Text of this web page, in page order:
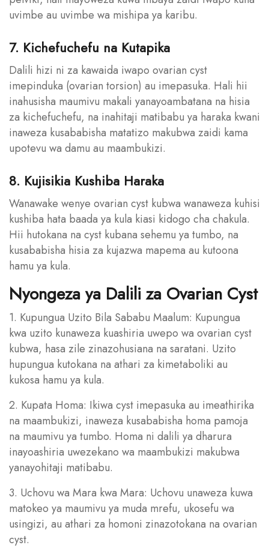
uvimbe au uvimbe wa mishipa ya karibu.
7. Kichefuchefu na Kutapika
Dalili hizi ni za kawaida iwapo ovarian cyst
imepinduka (ovarian torsion) au imepasuka. Hali hii
inahusisha maumivu makali yanayoambatana na hisia
za kichefuchefu, na inahitaji matibabu ya haraka kwani
inaweza kusababisha matatizo makubwa zaidi kama
upotevu wa damu au maambukizi.
8. Kujisikia Kushiba Haraka
Wanawake wenye ovarian cyst kubwa wanaweza kuhisi
kushiba hata baada ya kula kiasi kidogo cha chakula.
Hii hutokana na cyst kubana sehemu ya tumbo, na
kusababisha hisia za kujazwa mapema au kutoona
hamu ya kula.
Nyongeza ya Dalili za Ovarian Cyst
1. Kupungua Uzito Bila Sababu Maalum: Kupungua
kwa uzito kunaweza kuashiria uwepo wa ovarian cyst
kubwa, hasa zile zinazohusiana na saratani. Uzito
hupungua kutokana na athari za kimetaboliki au
kukosa hamu ya kula.
2. Kupata Homa: Ikiwa cyst imepasuka au imeathirika
na maambukizi, inaweza kusababisha homa pamoja
na maumivu ya tumbo. Homa ni dalili ya dharura
inayoashiria uwezekano wa maambukizi makubwa
yanayohitaji matibabu.
3. Uchovu wa Mara kwa Mara: Uchovu unaweza kuwa
matokeo ya maumivu ya muda mrefu, ukosefu wa
usingizi, au athari za homoni zinazotokana na ovarian
cyst.